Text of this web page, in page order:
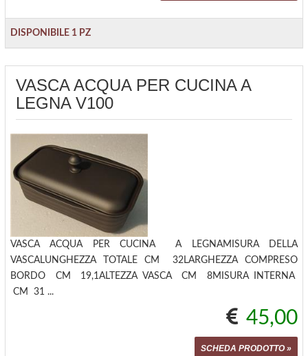
DISPONIBILE 1 PZ
VASCA ACQUA PER CUCINA A
LEGNA V100
VASCA ACQUA PER CUCINA A LEGNAMISURA DELLA
VASCALUNGHEZZA TOTALE CM 32LARGHEZZA COMPRESO
BORDO CM 19,1ALTEZZA VASCA CM 8MISURA INTERNA
CM 31 ...
45,00
SCHEDA PRODOTTO »